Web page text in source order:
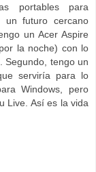
portables para
un futuro cercano
un Acer Aspire
la noche) con lo
Segundo, tengo un
serviría para lo
Windows, pero
Live. Así es la vida